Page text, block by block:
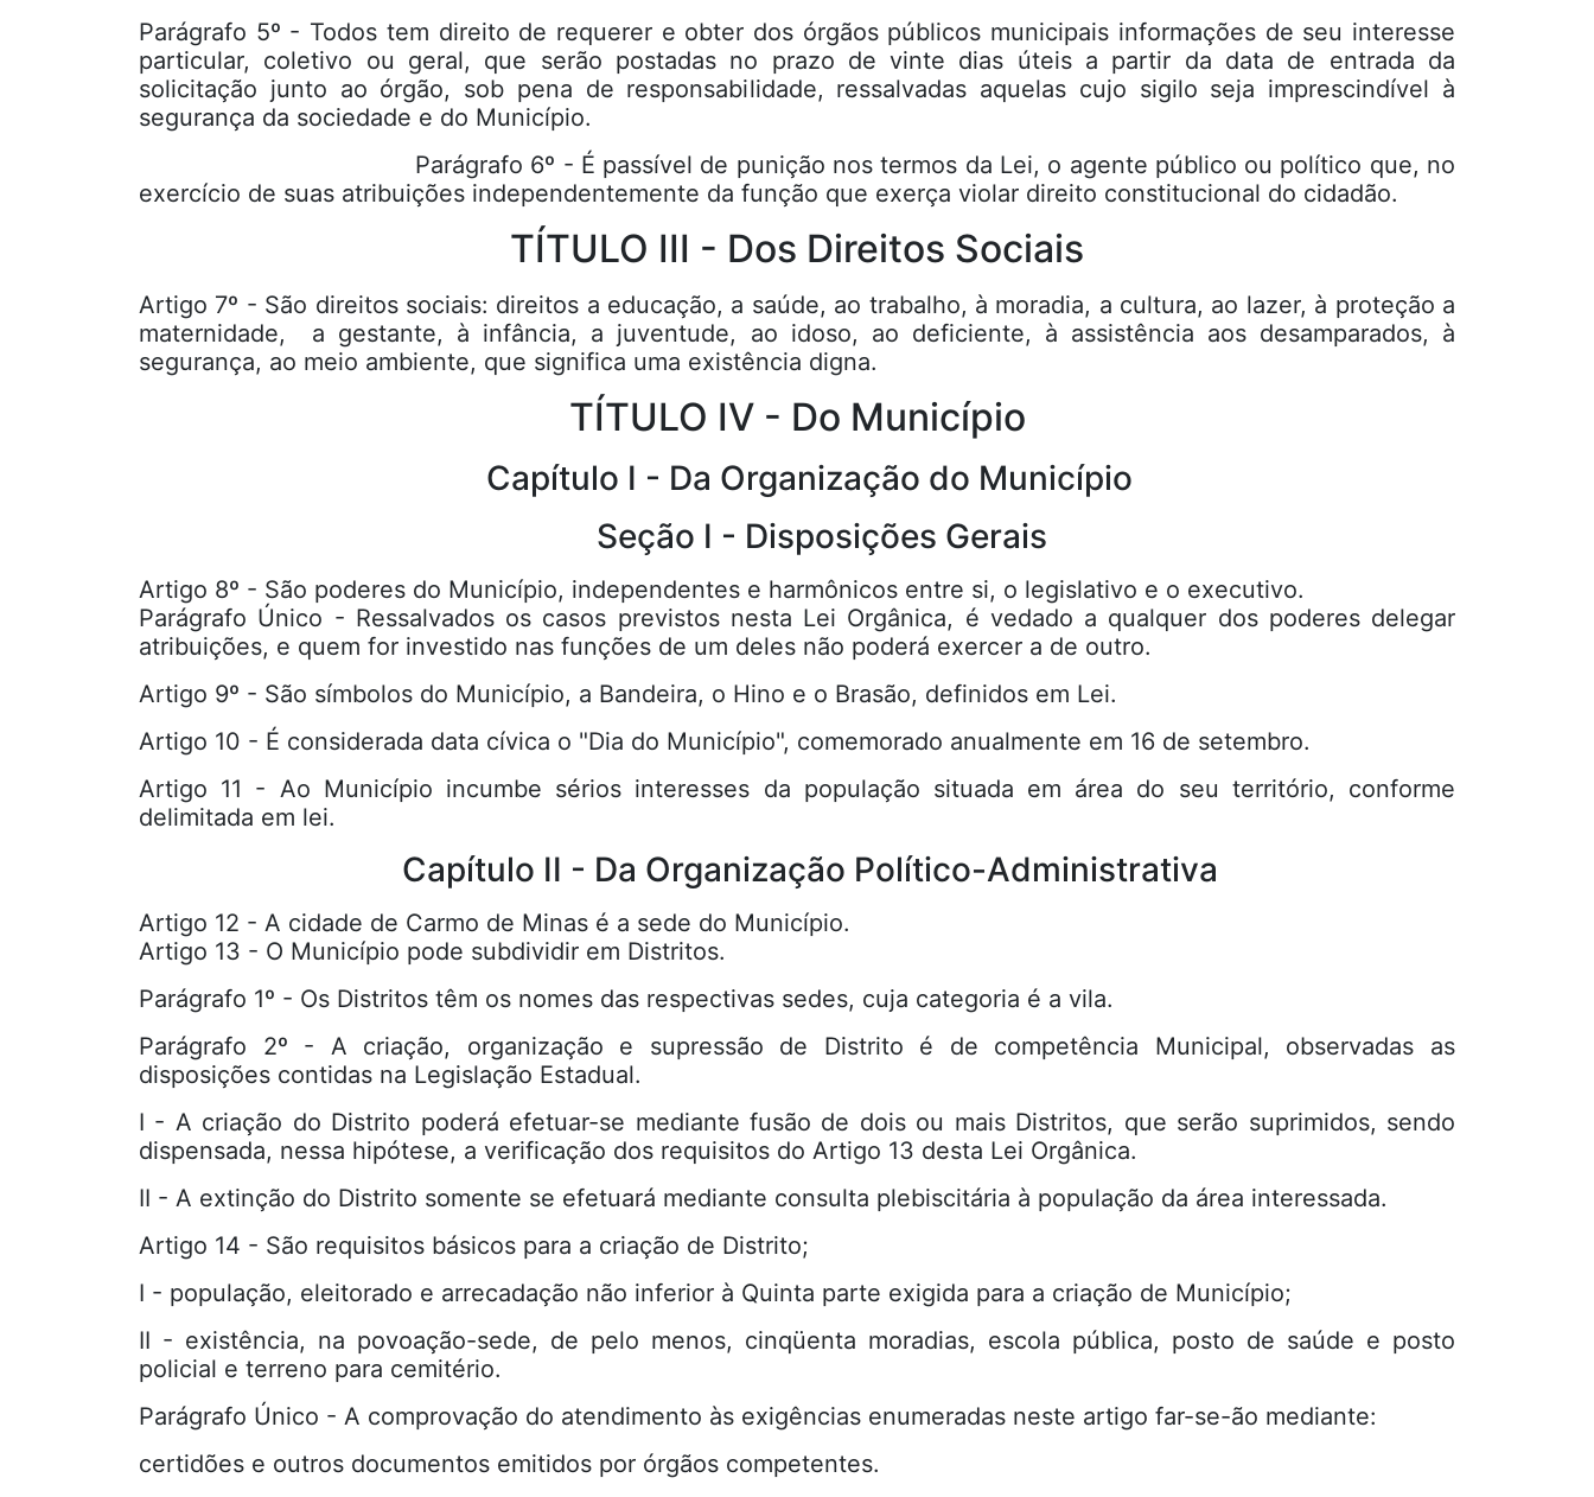
Parágrafo 5º - Todos tem direito de requerer e obter dos órgãos públicos municipais informações de seu interesse
particular, coletivo ou geral, que serão postadas no prazo de vinte dias úteis a partir da data de entrada da
solicitação junto ao órgão, sob pena de responsabilidade, ressalvadas aquelas cujo sigilo seja imprescindível à
segurança da sociedade e do Município.
Parágrafo 6º - É passível de punição nos termos da Lei, o agente público ou político que, no
exercício de suas atribuições independentemente da função que exerça violar direito constitucional do cidadão.
TÍTULO III - Dos Direitos Sociais
Artigo 7º - São direitos sociais: direitos a educação, a saúde, ao trabalho, à moradia, a cultura, ao lazer, à proteção a
maternidade, a gestante, à infância, a juventude, ao idoso, ao deficiente, à assistência aos desamparados, à
segurança, ao meio ambiente, que significa uma existência digna.
TÍTULO IV - Do Município
Capítulo I - Da Organização do Município
Seção I - Disposições Gerais
Artigo 8º - São poderes do Município, independentes e harmônicos entre si, o legislativo e o executivo.
Parágrafo Único - Ressalvados os casos previstos nesta Lei Orgânica, é vedado a qualquer dos poderes delegar
atribuições, e quem for investido nas funções de um deles não poderá exercer a de outro.
Artigo 9º - São símbolos do Município, a Bandeira, o Hino e o Brasão, definidos em Lei.
Artigo 10 - É considerada data cívica o "Dia do Município", comemorado anualmente em 16 de setembro.
Artigo 11 - Ao Município incumbe sérios interesses da população situada em área do seu território, conforme
delimitada em lei.
Capítulo II - Da Organização Político-Administrativa
Artigo 12 - A cidade de Carmo de Minas é a sede do Município.
Artigo 13 - O Município pode subdividir em Distritos.
Parágrafo 1º - Os Distritos têm os nomes das respectivas sedes, cuja categoria é a vila.
Parágrafo 2º - A criação, organização e supressão de Distrito é de competência Municipal, observadas as
disposições contidas na Legislação Estadual.
I - A criação do Distrito poderá efetuar-se mediante fusão de dois ou mais Distritos, que serão suprimidos, sendo
dispensada, nessa hipótese, a verificação dos requisitos do Artigo 13 desta Lei Orgânica.
II - A extinção do Distrito somente se efetuará mediante consulta plebiscitária à população da área interessada.
Artigo 14 - São requisitos básicos para a criação de Distrito;
I - população, eleitorado e arrecadação não inferior à Quinta parte exigida para a criação de Município;
II - existência, na povoação-sede, de pelo menos, cinqüenta moradias, escola pública, posto de saúde e posto
policial e terreno para cemitério.
Parágrafo Único - A comprovação do atendimento às exigências enumeradas neste artigo far-se-ão mediante:
certidões e outros documentos emitidos por órgãos competentes.